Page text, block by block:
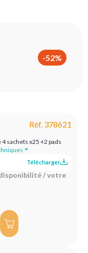
-52%
Réf. 378621
4 sachets x25 +2 pads
Télécharger
/ votre